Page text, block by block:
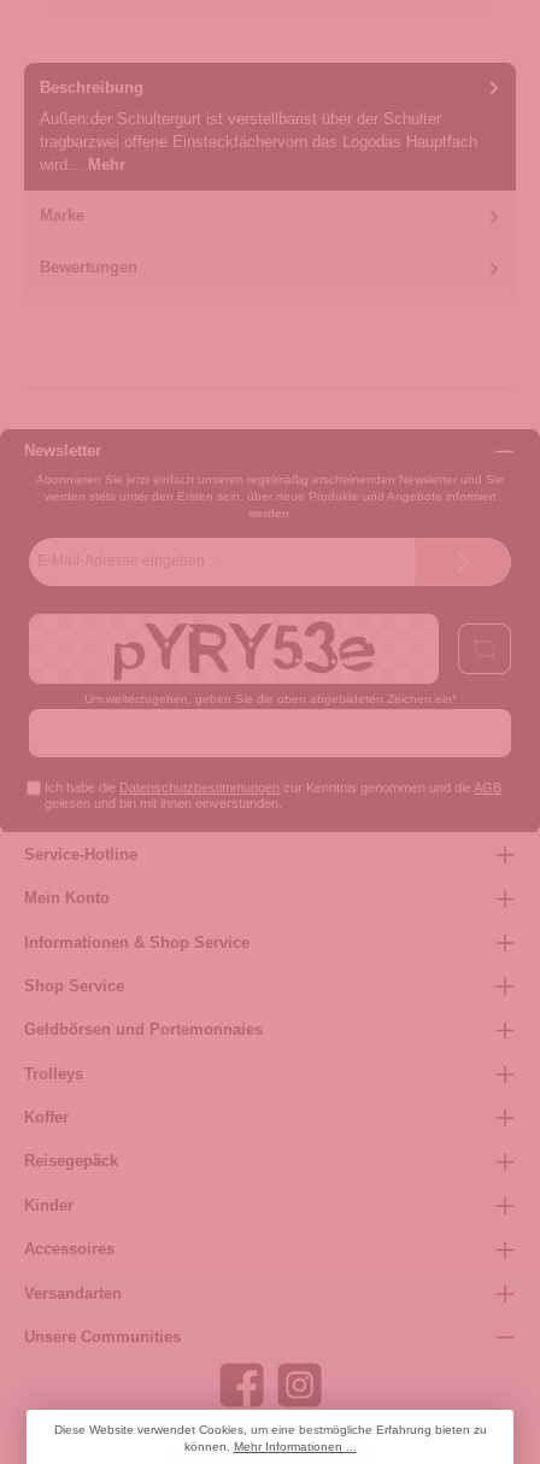
Beschreibung
Außen:der Schultergurt ist verstellbarist über der Schulter
tragbarzwei offene Einsteckfächervorn das Logodas Hauptfach
wird… Mehr
Marke
Bewertungen
Newsletter
Abonnieren Sie jetzt einfach unseren regelmäßig erscheinenden Newsletter und Sie
werden stets unter den Ersten sein, über neue Produkte und Angebote informiert
werden.
Um weiterzugehen, geben Sie die oben abgebildeten Zeichen ein*
Ich habe die Datenschutzbestimmungen zur Kenntnis genommen und die AGB
gelesen und bin mit ihnen einverstanden.
Service-Hotline
Mein Konto
Informationen & Shop Service
Shop Service
Geldbörsen und Portemonnaies
Trolleys
Koffer
Reisegepäck
Kinder
Accessoires
Versandarten
Unsere Communities
Diese Website verwendet Cookies, um eine bestmögliche Erfahrung bieten zu
können. Mehr Informationen ...